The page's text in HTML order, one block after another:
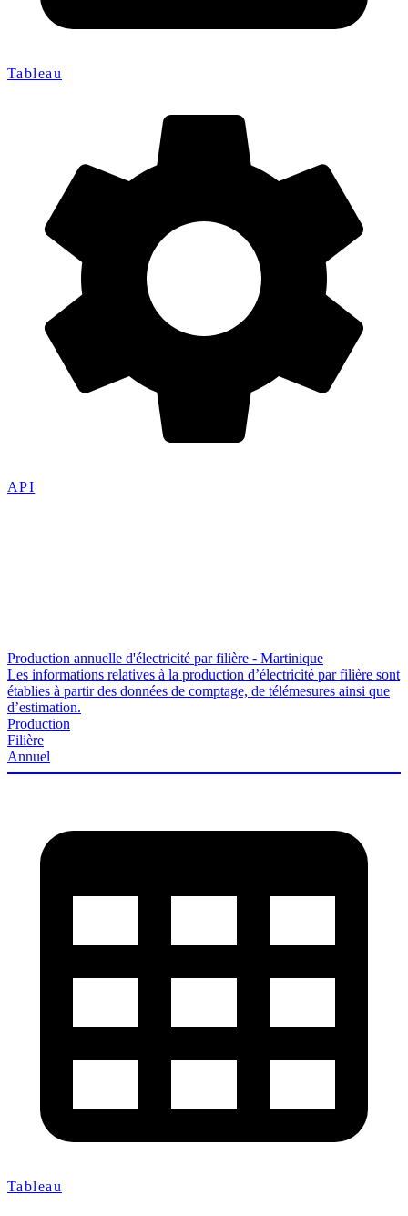
Tableau
API
Production annuelle d'électricité par filière - Martinique
Les informations relatives à la production d’électricité par filière sont
établies à partir des données de comptage, de télémesures ainsi que
d’estimation.
Production
Filière
Annuel
Tableau